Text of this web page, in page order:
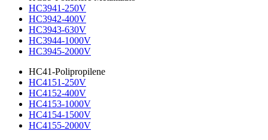
HC3941-250V
HC3942-400V
HC3943-630V
HC3944-1000V
HC3945-2000V
HC41-Polipropilene
HC4151-250V
HC4152-400V
HC4153-1000V
HC4154-1500V
HC4155-2000V